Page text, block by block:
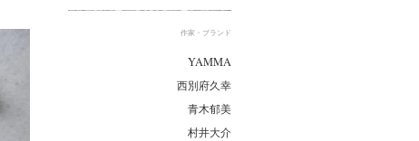
作家・ブランド
YAMMA
西別府久幸
青木郁美
村井大介